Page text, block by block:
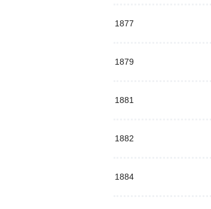
1877
1879
1881
1882
1884